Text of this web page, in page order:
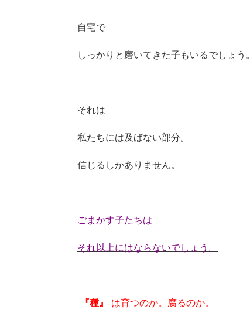
自宅で
しっかりと磨いてきた子もいるでしょう。
それは
私たちには及ばない部分。
信じるしかありません。
ごまかす子たちは
それ以上にはならないでしょう。
『種』 は育つのか。腐るのか。